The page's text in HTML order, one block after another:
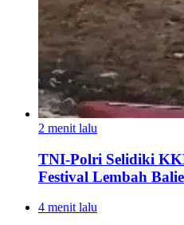
2 menit lalu
TNI-Polri Selidiki
Festival Lembah
4 menit lalu